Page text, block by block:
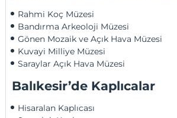
Rahmi Koç Müzesi
Bandırma Arkeoloji Müzesi
Gönen Mozaik ve Açık Hava Müzesi
Kuvayi Milliye Müzesi
Saraylar Açık Hava Müzesi
Balıkesir’de Kaplıcalar
Hisaralan Kaplıcası